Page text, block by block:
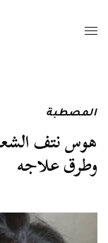
المصطبة
هوس نتف
وطرق علاجه